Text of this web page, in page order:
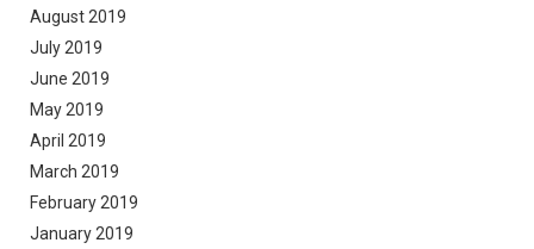
August 2019
July 2019
June 2019
May 2019
April 2019
March 2019
February 2019
January 2019